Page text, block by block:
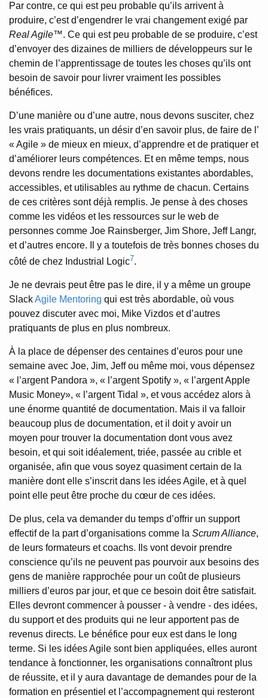
Par contre, ce qui est peu probable qu’ils arrivent à
produire, c’est d’engendrer le vrai changement exigé par
Real Agile™. Ce qui est peu probable de se produire, c’est
d’envoyer des dizaines de milliers de développeurs sur le
chemin de l’apprentissage de toutes les choses qu’ils ont
besoin de savoir pour livrer vraiment les possibles
bénéfices.
D’une manière ou d’une autre, nous devons susciter, chez
les vrais pratiquants, un désir d’en savoir plus, de faire de l’
« Agile » de mieux en mieux, d’apprendre et de pratiquer et
d’améliorer leurs compétences. Et en même temps, nous
devons rendre les documentations existantes abordables,
accessibles, et utilisables au rythme de chacun. Certains
de ces critères sont déjà remplis. Je pense à des choses
comme les vidéos et les ressources sur le web de
personnes comme Joe Rainsberger, Jim Shore, Jeff Langr,
et d’autres encore. Il y a toutefois de très bonnes choses du
côté de chez Industrial Logic7.
Je ne devrais peut être pas le dire, il y a même un groupe
SlackAgile Mentoring qui est très abordable, où vous
pouvez discuter avec moi, Mike Vizdos et d’autres
pratiquants de plus en plus nombreux.
À la place de dépenser des centaines d’euros pour une
semaine avec Joe, Jim, Jeff ou même moi, vous dépensez
« l’argent Pandora », « l’argent Spotify », « l’argent Apple
Music Money», « l’argent Tidal », et vous accédez alors à
une énorme quantité de documentation. Mais il va falloir
beaucoup plus de documentation, et il doit y avoir un
moyen pour trouver la documentation dont vous avez
besoin, et qui soit idéalement, triée, passée au crible et
organisée, afin que vous soyez quasiment certain de la
manière dont elle s’inscrit dans les idées Agile, et à quel
point elle peut être proche du cœur de ces idées.
De plus, cela va demander du temps d’offrir un support
effectif de la part d’organisations comme la Scrum Alliance,
de leurs formateurs et coachs. Ils vont devoir prendre
conscience qu’ils ne peuvent pas pourvoir aux besoins des
gens de manière rapprochée pour un coût de plusieurs
milliers d’euros par jour, et que ce besoin doit être satisfait.
Elles devront commencer à pousser - à vendre - des idées,
du support et des produits qui ne leur apportent pas de
revenus directs. Le bénéfice pour eux est dans le long
terme. Si les idées Agile sont bien appliquées, elles auront
tendance à fonctionner, les organisations connaîtront plus
de réussite, et il y aura davantage de demandes pour de la
formation en présentiel et l’accompagnement qui resteront